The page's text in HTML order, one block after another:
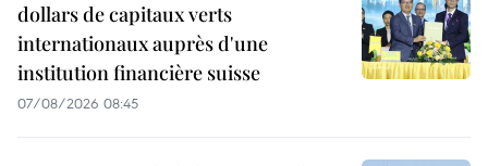
dollars de capitaux verts
internationaux auprès d'une
institution financière suisse
07/08/2026 08:45